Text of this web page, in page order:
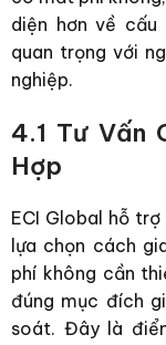
diện hơn về
quan trọng với
nghiệp.
4.1 Tư Vấn
Hợp
ECI Global hỗ
lựa chọn cách
phí không cần
đúng mục đích
soát. Đây là